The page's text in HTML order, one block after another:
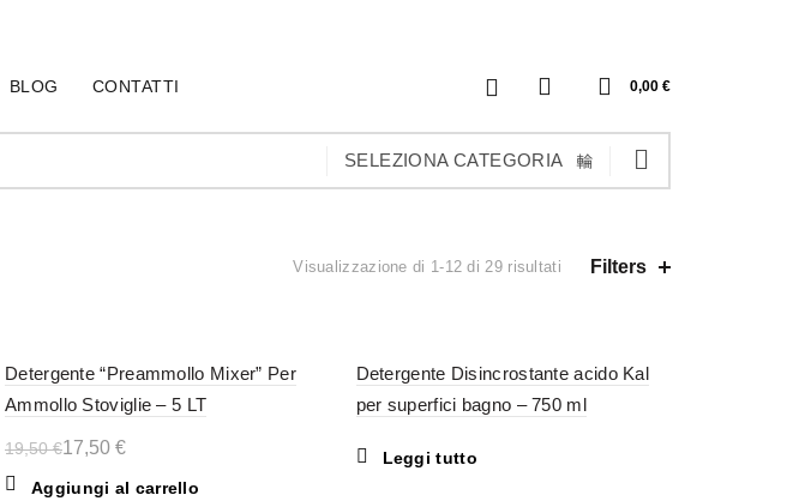
BLOG CONTATTI 0,00 €
SELEZIONA CATEGORIA
Visualizzazione di 1-12 di 29 risultati Filters
Detergente “Preammollo Mixer” Per
Ammollo Stoviglie – 5 LT
19,50€17,50 €
Aggiungi al carrello
Detergente Disincrostante acido Kal
per superfici bagno – 750 ml
Leggi tutto